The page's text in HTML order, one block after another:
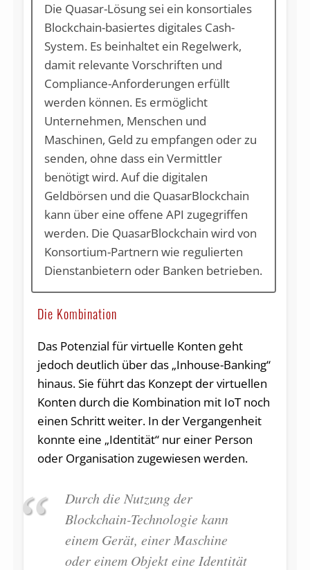
Die Quasar-Lösung sei ein konsortiales
Blockchain-basiertes digitales Cash-
System. Es beinhaltet ein Regelwerk,
damit relevante Vorschriften und
Compliance-Anforderungen erfüllt
werden können. Es ermöglicht
Unternehmen, Menschen und
Maschinen, Geld zu empfangen oder zu
senden, ohne dass ein Vermittler
benötigt wird. Auf die digitalen
Geldbörsen und die QuasarBlockchain
kann über eine offene API zugegriffen
werden. Die QuasarBlockchain wird von
Konsortium-Partnern wie regulierten
Dienstanbietern oder Banken betrieben.
Die Kombination
Das Potenzial für virtuelle Konten geht
jedoch deutlich über das „Inhouse-Banking“
hinaus. Sie führt das Konzept der virtuellen
Konten durch die Kombination mit IoT noch
einen Schritt weiter. In der Vergangenheit
konnte eine „Identität“ nur einer Person
oder Organisation zugewiesen werden.
Durch die Nutzung der
Blockchain-Technologie kann
einem Gerät, einer Maschine
oder einem Objekt eine Identität